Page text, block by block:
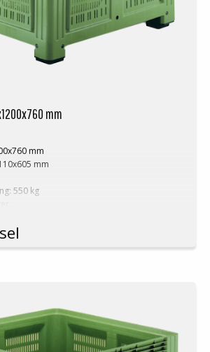
mm
mm
mm
550 kg
(120x120x240 cm)
på Palleboks krever en minimums
2000 stk. Kontakt oss for mer informasjon.